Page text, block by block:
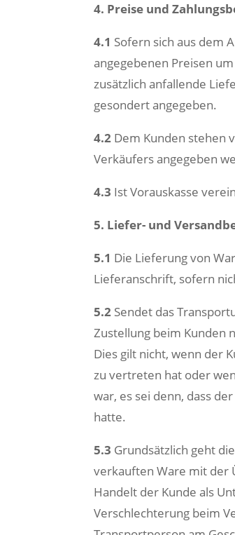
4. Preise und
4.1 Sofern sich aus dem
angegebenen Preisen
zusätzlich anfallende
gesondert angegeben.
4.2 Dem Kunden stehen
Verkäufers angegeben
4.3 Ist Vorauskasse
5. Liefer- und
5.1 Die Lieferung von
Lieferanschrift, sofern
5.2 Sendet das
Zustellung beim Kunden
Dies gilt nicht, wenn der
zu vertreten hat oder
war, es sei denn, dass
hatte.
5.3 Grundsätzlich geht
verkauften Ware mit der
Handelt der Kunde als
Verschlechterung beim